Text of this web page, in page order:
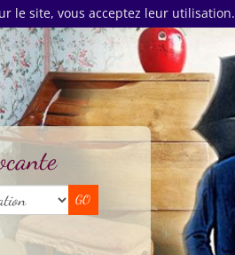
le site, vous acceptez leur utilisation.